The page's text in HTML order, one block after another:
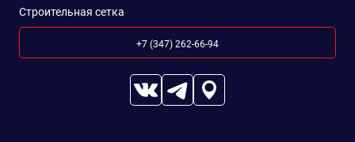
Строительная сетка
+7 (347) 262-66-94